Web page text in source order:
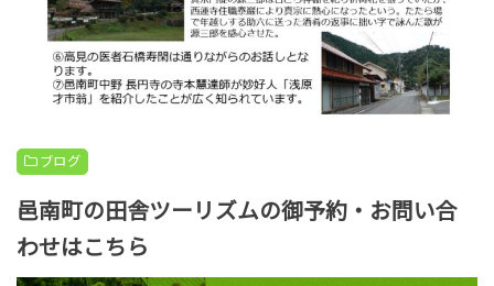
ブログ
邑南町の田舎ツーリズムの御予約・お問い合
わせはこちら